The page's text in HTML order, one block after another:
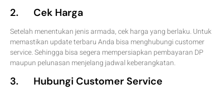
2. Cek Harga
Setelah menentukan jenis armada, cek harga yang berlaku. Untuk
memastikan update terbaru Anda bisa menghubungi customer
service. Sehingga bisa segera mempersiapkan pembayaran DP
maupun pelunasan menjelang jadwal keberangkatan.
3. Hubungi Customer Service